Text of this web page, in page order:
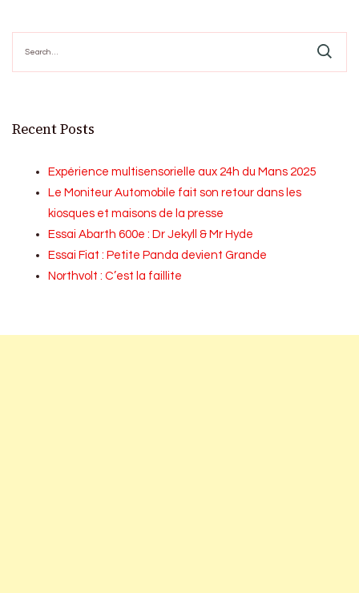
for:
Recent Posts
Expérience multisensorielle aux 24h du Mans 2025
Le Moniteur Automobile fait son retour dans les
kiosques et maisons de la presse
Essai Abarth 600e : Dr Jekyll & Mr Hyde
Essai Fiat : Petite Panda devient Grande
Northvolt : C’est la faillite